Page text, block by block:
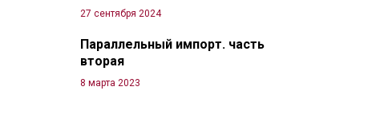
27 сентября 2024
Параллельный импорт. часть
вторая
8 марта 2023